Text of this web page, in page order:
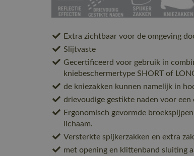
Extra zichtbaar voor de omgeving
Slijtvaste
Gecertificeerd voor gebruik in
kniebeschermertype SHORT of
de kniezakken kunnen namelijk in
drievoudige gestikte naden voor een
Ergonomisch gevormde
lichaam.
Versterkte spijkerzakken en extra
met opening en klittenband sluiting